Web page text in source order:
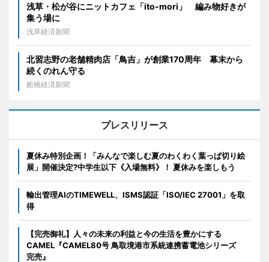
浅草・松が谷にニットカフェ「ito-mori」 編み物好きが
集う場に
浅草経済新聞
北習志野の老舗精肉店「鳥吉」が創業170周年 幕末から
続くのれん守る
船橋経済新聞
プレスリリース
夏休み特別企画！「みんなで楽しむ夏のわくわく葉っぱ切り絵
展」開催決定?中学生以下《入場無料》！ 夏休みを楽しもう
輸出管理AIのTIMEWELL、ISMS認証「ISO/IEC 27001」を取
得
【完売御礼】人々の未来の利益と今の生活を豊かにする
CAMEL『CAMEL80号 鳥取境港市系統連携蓄電池シリーズ
完売』